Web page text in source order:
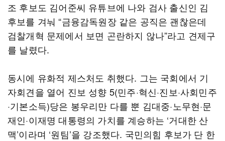
조 후보도 김어준씨 유튜브에 나와 검사 출신인 김
후보를 겨눠 “금융감독원장 같은 공직은 괜찮은데
검찰개혁 문제에서 보면 곤란하지 않나”라고 견제구
를 날렸다.
동시에 유화적 제스처도 취했다. 그는 국회에서 기
자회견을 열어 진보 성향 5(민주·혁신·진보·사회민주
·기본소득)당은 봉우리만 다를 뿐 김대중·노무현·문
재인·이재명 대통령의 가치를 계승하는 ‘거대한 산
맥’이라며 ‘원팀’을 강조했다. 국민의힘 후보가 단 한